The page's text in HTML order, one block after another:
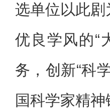
选单位以此
优良学风的“
务，创新“科
国科学家精神